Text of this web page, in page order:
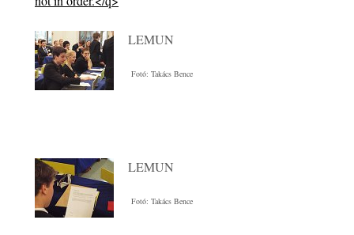
LEMUN
Fotó: Takács Bence
LEMUN
Fotó: Takács Bence